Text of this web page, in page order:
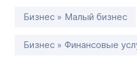
Бизнес » Малый бизнес
Бизнес » Финансовые